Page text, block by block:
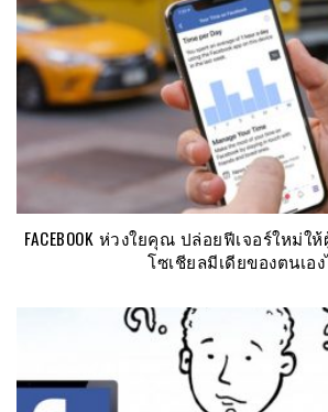
FACEBOOK ห่วงใยคุณ ปล่อยฟีเจอร์ใหม่
โซเชียลมีเดียของตนเอ